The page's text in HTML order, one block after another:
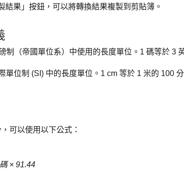
結果」按鈕，可以將轉換結果複製到剪貼簿。
制（帝國單位系）中使用的長度單位。1 碼等於 3
單位制 (SI) 中的長度單位。1 cm 等於 1 米的 100
可以使用以下公式：
× 91.44